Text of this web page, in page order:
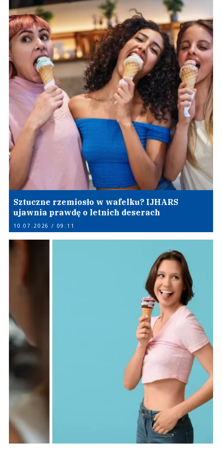
Sztuczne rzemiosło w wafelku? IJHARS
ujawnia prawdę o letnich deserach
10.07.2026 / 09:11